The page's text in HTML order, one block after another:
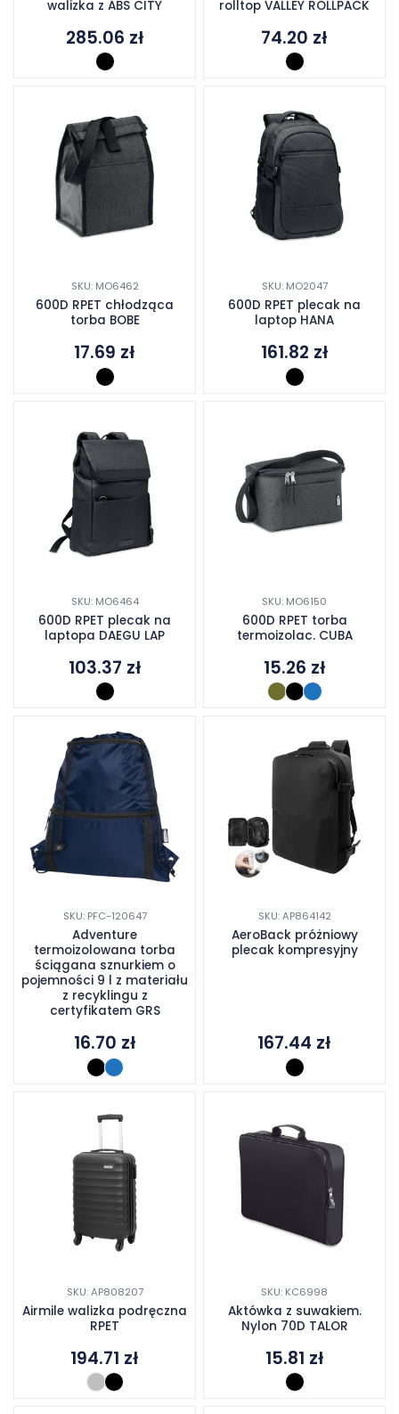
walizka z ABS CITY
285.06 zł
rolltop VALLEY ROLLPACK
74.20 zł
SKU: MO6462
600D RPET chłodząca
torba BOBE
17.69 zł
SKU: MO2047
600D RPET plecak na
laptop HANA
161.82 zł
SKU: MO6464
600D RPET plecak na
laptopa DAEGU LAP
103.37 zł
SKU: MO6150
600D RPET torba
termoizolac. CUBA
15.26 zł
SKU: PFC-120647
Adventure
termoizolowana torba
ściągana sznurkiem o
pojemności 9 l z materiału
z recyklingu z
certyfikatem GRS
16.70 zł
SKU: AP864142
AeroBack próżniowy
plecak kompresyjny
167.44 zł
SKU: AP808207
Airmile walizka podręczna
RPET
194.71 zł
SKU: KC6998
Aktówka z suwakiem.
Nylon 70D TALOR
15.81 zł